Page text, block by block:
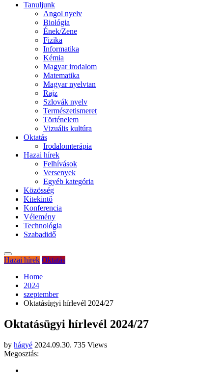
Tanuljunk
Angol nyelv
Biológia
Ének/Zene
Fizika
Informatika
Kémia
Magyar irodalom
Matematika
Magyar nyelvtan
Rajz
Szlovák nyelv
Természetismeret
Történelem
Vizuális kultúra
Oktatás
Irodalomterápia
Hazai hírek
Felhívások
Versenyek
Egyéb kategória
Közösség
Kitekintő
Konferencia
Vélemény
Technológia
Szabadidő
Hazai hírek Oktatás
Home
2024
szeptember
Oktatásügyi hírlevél 2024/27
Oktatásügyi hírlevél 2024/27
by hágyé 2024.09.30. 735 Views
Megosztás: